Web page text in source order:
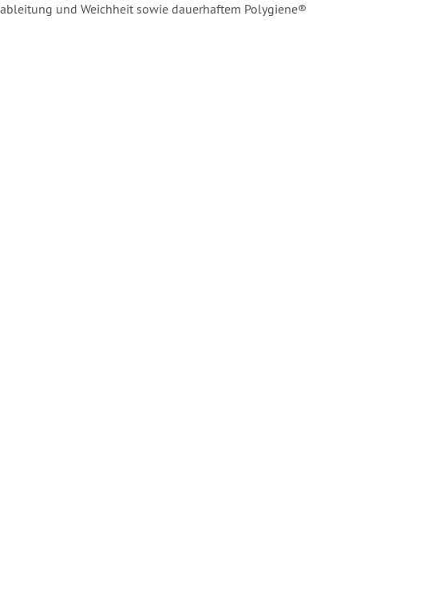
und Weichheit sowie dauerhaftem Polygiene®